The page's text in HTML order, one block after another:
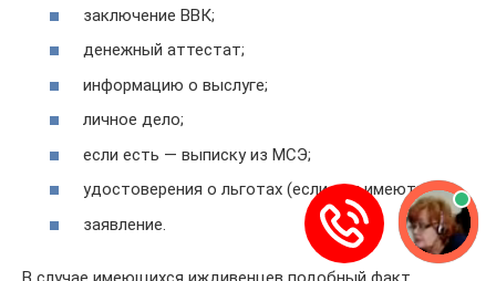
заключение ВВК;
денежный аттестат;
информацию о выслуге;
личное дело;
если есть — выписку из МСЭ;
удостоверения о льготах (если они имеются);
заявление.